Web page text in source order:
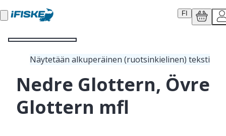
FI
Näytetään alkuperäinen (ruotsinkielinen) teksti
Nedre Glottern, Övre
Glottern mfl